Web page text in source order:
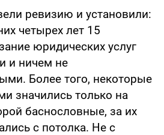
ревизию и установили:
четырех лет 15
юридических услуг
и ничем не
Более того, некоторые
значились только на
баснословные, за их
с потолка. Не с